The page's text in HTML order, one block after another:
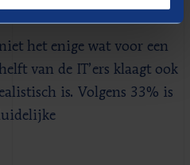
het enige wat voor een
van de IT’ers klaagt ook
is. Volgens 33% is